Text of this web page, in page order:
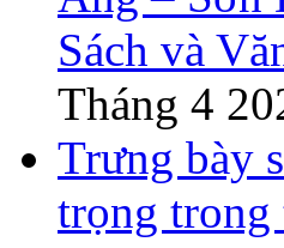
Sách và
Tháng 4
Trưng bày
trọng trong